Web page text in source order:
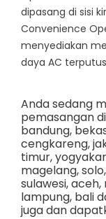
dipasang di sisi
Convenience
menyediakan
daya AC
Anda sedang
pemasangan
bandung,
cengkareng,
timur,
magelang,solo,
sulawesi,aceh,
lampung, bali
juga dan